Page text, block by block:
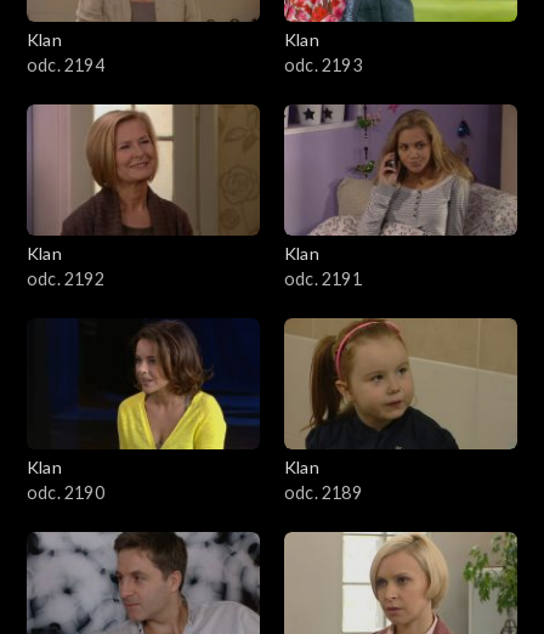
3401–3500
3201–3300
3101–3200
3001–3100
2901–3000
2801–2900
2701–2800
2501–2600
2401–2500
Klan
odc. 2194
Klan
odc. 2193
Klan
odc. 2192
Klan
odc. 2191
Klan
odc. 2190
Klan
odc. 2189